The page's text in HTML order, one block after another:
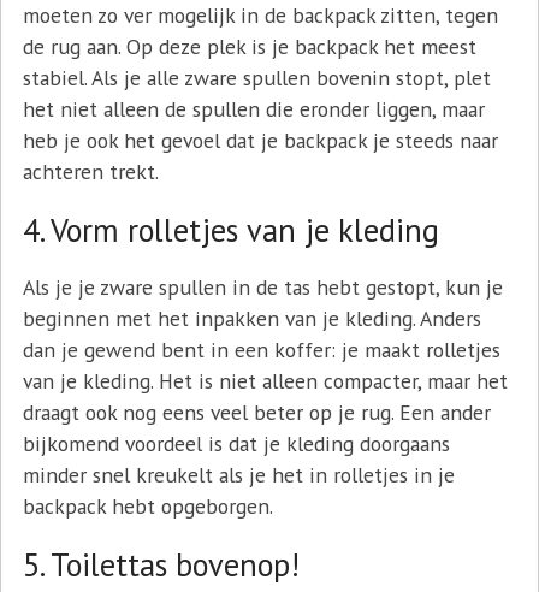
moeten zo ver mogelijk in de backpack zitten, tegen
de rug aan. Op deze plek is je backpack het meest
stabiel. Als je alle zware spullen bovenin stopt, plet
het niet alleen de spullen die eronder liggen, maar
heb je ook het gevoel dat je backpack je steeds naar
achteren trekt.
4. Vorm rolletjes van je kleding
Als je je zware spullen in de tas hebt gestopt, kun je
beginnen met het inpakken van je kleding. Anders
dan je gewend bent in een koffer: je maakt rolletjes
van je kleding. Het is niet alleen compacter, maar het
draagt ook nog eens veel beter op je rug. Een ander
bijkomend voordeel is dat je kleding doorgaans
minder snel kreukelt als je het in rolletjes in je
backpack hebt opgeborgen.
5. Toilettas bovenop!